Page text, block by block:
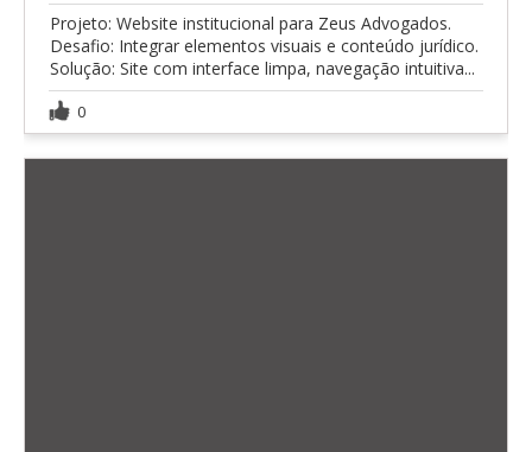
Projeto: Website institucional para Zeus Advogados.
Desafio: Integrar elementos visuais e conteúdo jurídico.
Solução: Site com interface limpa, navegação intuitiva...
0